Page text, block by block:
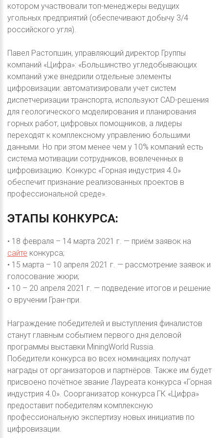
котором участвовали топ-менеджеры ведущих
угольных предприятий (обеспечивают добычу 3/4
российского угля).
Павел Растопшин, управляющий директор Группы
компаний «Цифра»: «Большинство угледобывающих
компаний уже внедрили отдельные элементы
цифровизации: автоматизировали учет систем
диспетчеризации транспорта, используют CAD-решения
для геологического моделирования и планирования
горных работ, цифровых помощников, а лидеры
переходят к комплексному управлению большими
данными. Но при этом менее чем у 10% компаний есть
система мотивации сотрудников, вовлеченных в
цифровизацию. Конкурс «Горная индустрия 4.0»
обеспечит признание реализованных проектов в
профессиональной среде».
ЭТАПЫ КОНКУРСА:
• 18 февраля – 14 марта 2021 г. — приём заявок на
сайте конкурса;
• 15 марта – 10 апреля 2021 г. — рассмотрение заявок и
голосование жюри;
• 10 – 20 апреля 2021 г. — подведение итогов и решение
о вручении Гран-при.
Награждение победителей и выступления финалистов
станут главным событием первого дня деловой
программы выставки MiningWorld Russia.
Победители конкурса во всех номинациях получат
награды от организаторов и партнёров. Также им будет
присвоено почётное звание Лауреата конкурса «Горная
индустрия 4.0». Соорганизатор конкурса ГК «Цифра»
предоставит победителям комплексную
профессиональную экспертизу новых инициатив по
цифровизации.